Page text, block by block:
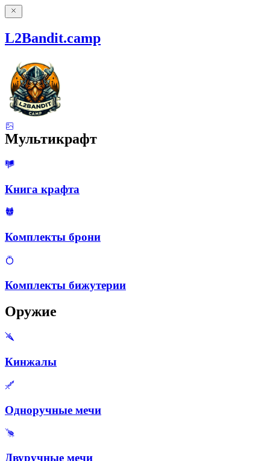
L2Bandit.camp
Мультикрафт
Книга крафта
Комплекты брони
Комплекты бижутерии
Оружие
Кинжалы
Одноручные мечи
Двуручные мечи